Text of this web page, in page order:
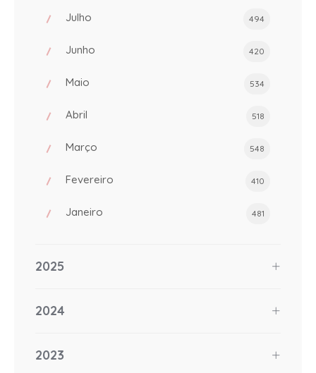
Julho 494
Junho 420
Maio 534
Abril 518
Março 548
Fevereiro 410
Janeiro 481
2025
2024
2023